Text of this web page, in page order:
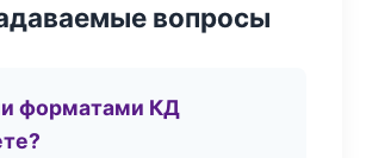
вопросы
форматами КД